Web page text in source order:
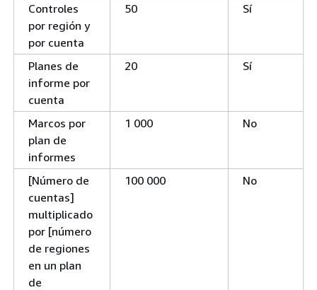
Controles
por región y
por cuenta
50 Sí
Planes de
informe por
cuenta
20 Sí
Marcos por
plan de
informes
1 000 No
[Número de
cuentas]
multiplicado
por [número
de regiones
en un plan
de
100 000 No